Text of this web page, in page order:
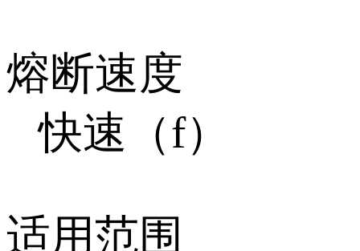
熔断速度
快速（f）
适用范围